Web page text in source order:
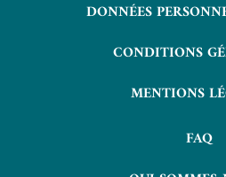
DONNÉES
CONDITIONS
MENTIONS
FAQ